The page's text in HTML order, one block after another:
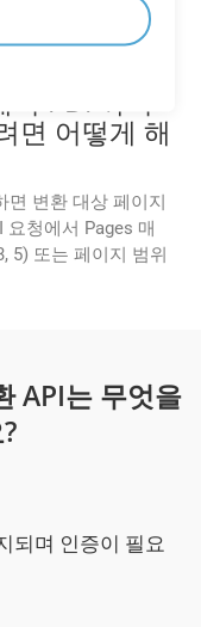
프로토콜을 준수하
서 PDF까지
면 어떻게 해
면 변환 대상 페이지
청에서 Pages 매
5) 또는 페이지 범위
API는 무엇을
되며 인증이 필요